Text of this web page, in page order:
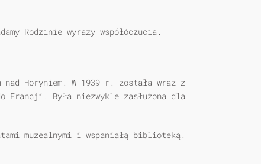
Rodzinie wyrazy współóczucia.
Horyniem. W 1939 r. została wraz z
Francji. Była niezwykle zasłużona dla
muzealnymi i wspaniałą biblioteką.